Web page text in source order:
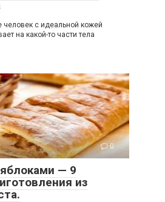
человек с идеальной кожей
на какой-то части тела
0
— 9
из